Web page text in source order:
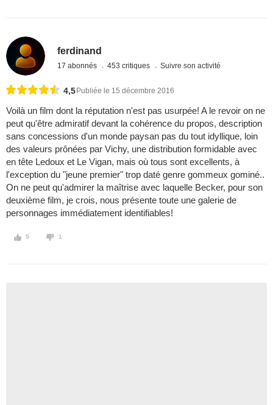
ferdinand
17 abonnés 453 critiques Suivre son activité
4,5 Publiée le 15 décembre 2016
Voilà un film dont la réputation n'est pas usurpée! A le revoir on ne
peut qu'être admiratif devant la cohérence du propos, description
sans concessions d'un monde paysan pas du tout idyllique, loin
des valeurs prônées par Vichy, une distribution formidable avec
en tête Ledoux et Le Vigan, mais où tous sont excellents, à
l'exception du "jeune premier" trop daté genre gommeux gominé..
On ne peut qu'admirer la maîtrise avec laquelle Becker, pour son
deuxième film, je crois, nous présente toute une galerie de
personnages immédiatement identifiables!
5 1